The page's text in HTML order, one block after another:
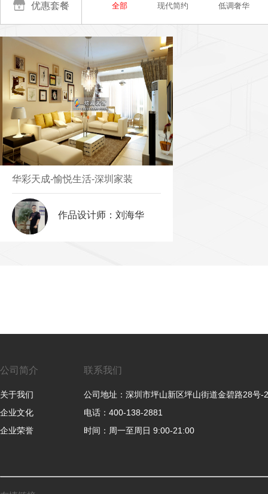
优惠套餐 全部 现代简约 低调奢华
华彩天成-愉悦生活-深圳家装
作品设计师：刘海华
公司简介
关于我们
企业文化
企业荣誉
联系我们
公司地址：深圳市坪山新区坪山街道金碧路28号-2
电话：400-138-2881
时间：周一至周日 9:00-21:00